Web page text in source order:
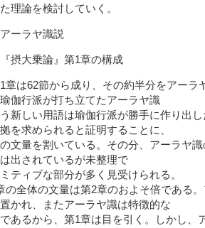
理論を検討していく。
ーラヤ識説
摂大乗論』第1章の構成
は62節から成り、その約半分をアーラ
伽行派が打ち立てたアーラヤ識
新しい用語は瑜伽行派が勝手に作り出
を求められると証明することに、
文量を割いている。その分、アーラヤ
出されているが未整理で
ティブな部分が多く見受けられる。
の全体の文量は第2章のおよそ倍である
かれ、またアーラヤ識は特徴的な
あるから、第1章は目を引く。しかし、